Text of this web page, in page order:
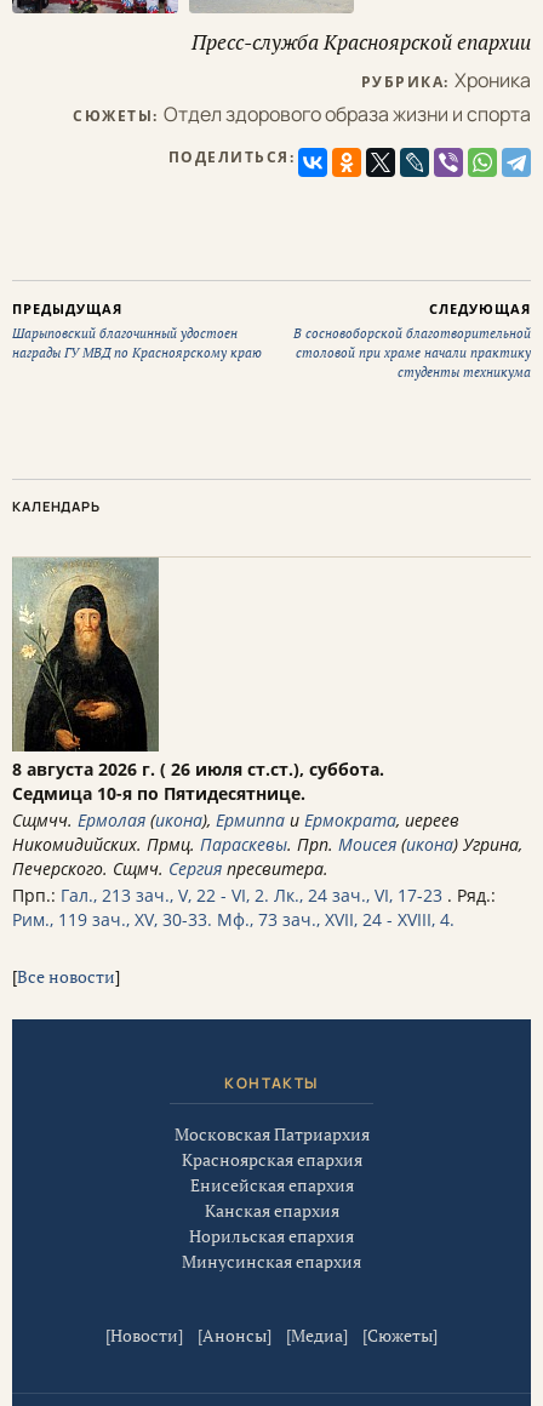
Пресс-служба Красноярской епархии
РУБРИКА: Хроника
СЮЖЕТЫ: Отдел здорового образа жизни и спорта
ПОДЕЛИТЬСЯ:
ПРЕДЫДУЩАЯ
Шарыповский благочинный удостоен
награды ГУ МВД по Красноярскому краю
СЛЕДУЮЩАЯ
В сосновоборской благотворительной
столовой при храме начали практику
студенты техникума
КАЛЕНДАРЬ
8 августа 2026 г. ( 26 июля ст.ст.), суббота.
Седмица 10-я по Пятидесятнице.
Сщмчч. Ермолая (икона), Ермиппа и Ермократа, иереев
Никомидийских. Прмц. Параскевы. Прп. Моисея (икона) Угрина,
Печерского. Сщмч. Сергия пресвитера.
Прп.: Гал., 213 зач., V, 22 - VI, 2. Лк., 24 зач., VI, 17-23 . Ряд.:
Рим., 119 зач., XV, 30-33. Мф., 73 зач., XVII, 24 - XVIII, 4.
[Все новости]
КОНТАКТЫ
Московская Патриархия
Красноярская епархия
Енисейская епархия
Канская епархия
Норильская епархия
Минусинская епархия
[Новости] [Анонсы] [Медиа] [Сюжеты]